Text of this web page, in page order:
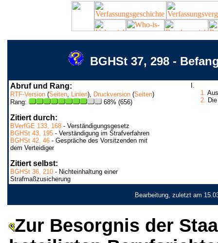
BGHSt 37, 298 -
Abruf und Rang:
RTF-Version (Seiten, Linien), Druckversion (Seiten)
Rang:
68% (656)
Zitiert durch:
BVerfGE 133, 168 - Verständigungsgesetz
BGHSt 43, 195 - Verständigung im Strafverfahren
BGHSt 42, 46 - Gespräche des Vorsitzenden mit
dem Verteidiger
Zitiert selbst:
BGHSt 36, 210 - Nichteinhaltung einer
Strafmaßzusicherung
I.
1.
2.
Bearbeitung, zuletzt am
Zur Besorgnis der